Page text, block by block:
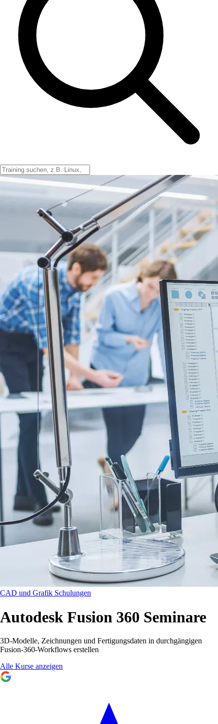
CAD und Grafik Schulungen
Autodesk Fusion 360 Seminare
3D-Modelle, Zeichnungen und Fertigungsdaten in durchgängigen
Fusion-360-Workflows erstellen
Alle Kurse anzeigen